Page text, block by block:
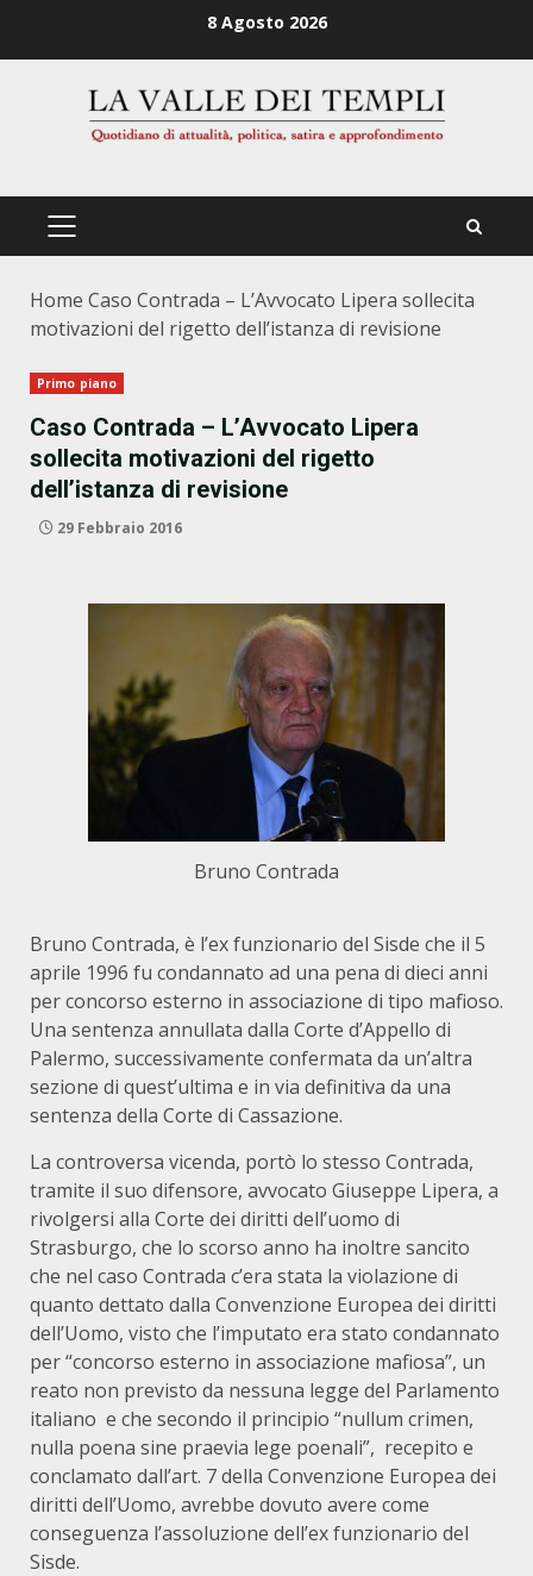
8 Agosto 2026
PRIMÄRES
Home Caso Contrada – L’Avvocato Lipera sollecita
motivazioni del rigetto dell’istanza di revisione
Primo piano
Caso Contrada – L’Avvocato Lipera
sollecita motivazioni del rigetto
dell’istanza di revisione
29 Febbraio 2016
Bruno Contrada
Bruno Contrada, è l’ex funzionario del Sisde che il 5
aprile 1996 fu condannato ad una pena di dieci anni
per concorso esterno in associazione di tipo mafioso.
Una sentenza annullata dalla Corte d’Appello di
Palermo, successivamente confermata da un’altra
sezione di quest’ultima e in via definitiva da una
sentenza della Corte di Cassazione.
La controversa vicenda, portò lo stesso Contrada,
tramite il suo difensore, avvocato Giuseppe Lipera, a
rivolgersi alla Corte dei diritti dell’uomo di
Strasburgo, che lo scorso anno ha inoltre sancito
che nel caso Contrada c’era stata la violazione di
quanto dettato dalla Convenzione Europea dei diritti
dell’Uomo, visto che l’imputato era stato condannato
per “concorso esterno in associazione mafiosa”, un
reato non previsto da nessuna legge del Parlamento
italiano e che secondo il principio “nullum crimen,
nulla poena sine praevia lege poenali”, recepito e
conclamato dall’art. 7 della Convenzione Europea dei
diritti dell’Uomo, avrebbe dovuto avere come
conseguenza l’assoluzione dell’ex funzionario del
Sisde.